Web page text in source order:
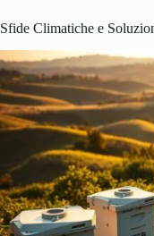
Sfide Climatiche e